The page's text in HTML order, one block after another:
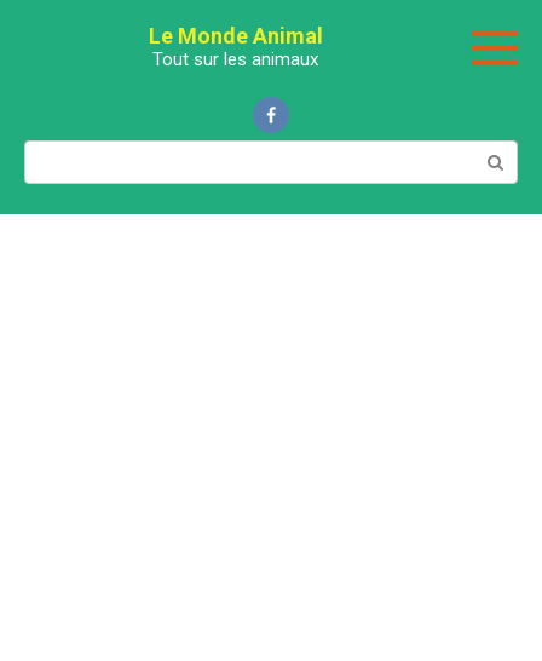
Le Monde Animal
Tout sur les animaux
Поиск: